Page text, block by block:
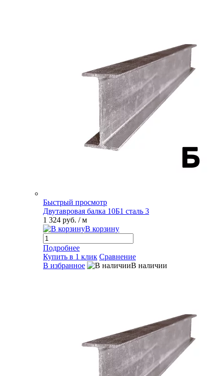
Быстрый просмотр
Двутавровая балка 10Б1 сталь 3
1 324 руб. / м
В корзину
Подробнее
Купить в 1 клик Сравнение
В избранное
В наличии